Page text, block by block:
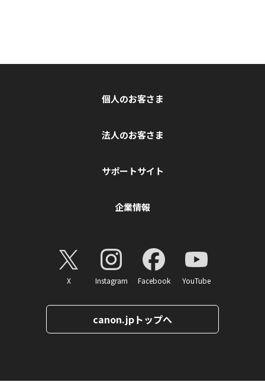
個人のお客さま
法人のお客さま
サポートサイト
企業情報
X Instagram Facebook YouTube
canon.jpトップへ